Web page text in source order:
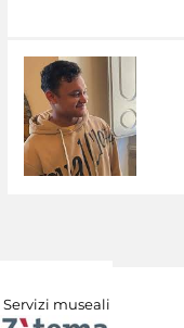
Servizi museali